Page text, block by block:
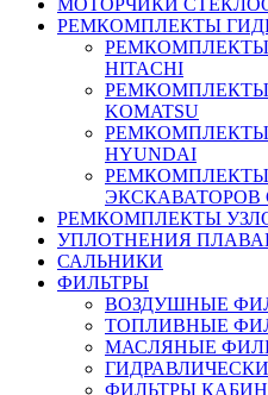
РЕМКОМПЛЕКТЫ
HITACHI
KOMATSU
HYUNDAI
ЭКСКАВАТОРОВ
РЕМКОМПЛЕКТЫ
УПЛОТНЕНИЯ
САЛЬНИКИ
ФИЛЬТРЫ
ВОЗДУШНЫЕ
ТОПЛИВНЫЕ
МАСЛЯНЫЕ
ФИЛЬТРЫ